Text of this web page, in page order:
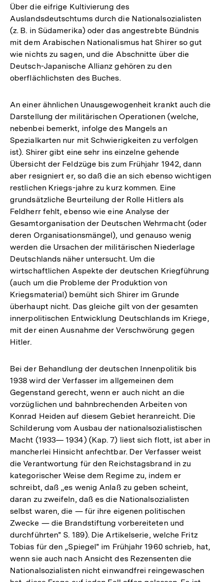
Über die eifrige Kultivierung des
Auslandsdeutschtums durch die Nationalsozialisten
(z. B. in Südamerika) oder das angestrebte Bündnis
mit dem Arabischen Nationalismus hat Shirer so gut
wie nichts zu sagen, und die Abschnitte über die
Deutsch-Japanische Allianz gehören zu den
oberflächlichsten des Buches.
An einer ähnlichen Unausgewogenheit krankt auch die
Darstellung der militärischen Operationen (welche,
nebenbei bemerkt, infolge des Mangels an
Spezialkarten nur mit Schwierigkeiten zu verfolgen
ist). Shirer gibt eine sehr ins einzelne gehende
Übersicht der Feldzüge bis zum Frühjahr 1942, dann
aber resigniert er, so daß die an sich ebenso wichtigen
restlichen Kriegs-jahre zu kurz kommen. Eine
grundsätzliche Beurteilung der Rolle Hitlers als
Feldherr fehlt, ebenso wie eine Analyse der
Gesamtorganisation der Deutschen Wehrmacht (oder
deren Organisationsmängel), und genauso wenig
werden die Ursachen der militärischen Niederlage
Deutschlands näher untersucht. Um die
wirtschaftlichen Aspekte der deutschen Kriegführung
(auch um die Probleme der Produktion von
Kriegsmaterial) bemüht sich Shirer im Grunde
überhaupt nicht. Das gleiche gilt von der gesamten
innerpolitischen Entwicklung Deutschlands im Kriege,
mit der einen Ausnahme der Verschwörung gegen
Hitler.
Bei der Behandlung der deutschen Innenpolitik bis
1938 wird der Verfasser im allgemeinen dem
Gegenstand gerecht, wenn er auch nicht an die
vorzüglichen und bahnbrechenden Arbeiten von
Konrad Heiden auf diesem Gebiet heranreicht. Die
Schilderung vom Ausbau der nationalsozialistischen
Macht (1933— 1934) (Kap. 7) liest sich flott, ist aber in
mancherlei Hinsicht anfechtbar. Der Verfasser weist
die Verantwortung für den Reichstagsbrand in zu
kategorischer Weise dem Regime zu, indem er
schreibt, daß „es wenig Anlaß zu geben scheint,
daran zu zweifeln, daß es die Nationalsozialisten
selbst waren, die — für ihre eigenen politischen
Zwecke — die Brandstiftung vorbereiteten und
durchführten" S. 189). Die Artikelserie, welche Fritz
Tobias für den „Spiegel" im Frühjahr 1960 schrieb, hat,
wenn sie auch nach Ansicht des Rezensenten die
Nationalsozialisten nicht einwandfrei reingewaschen